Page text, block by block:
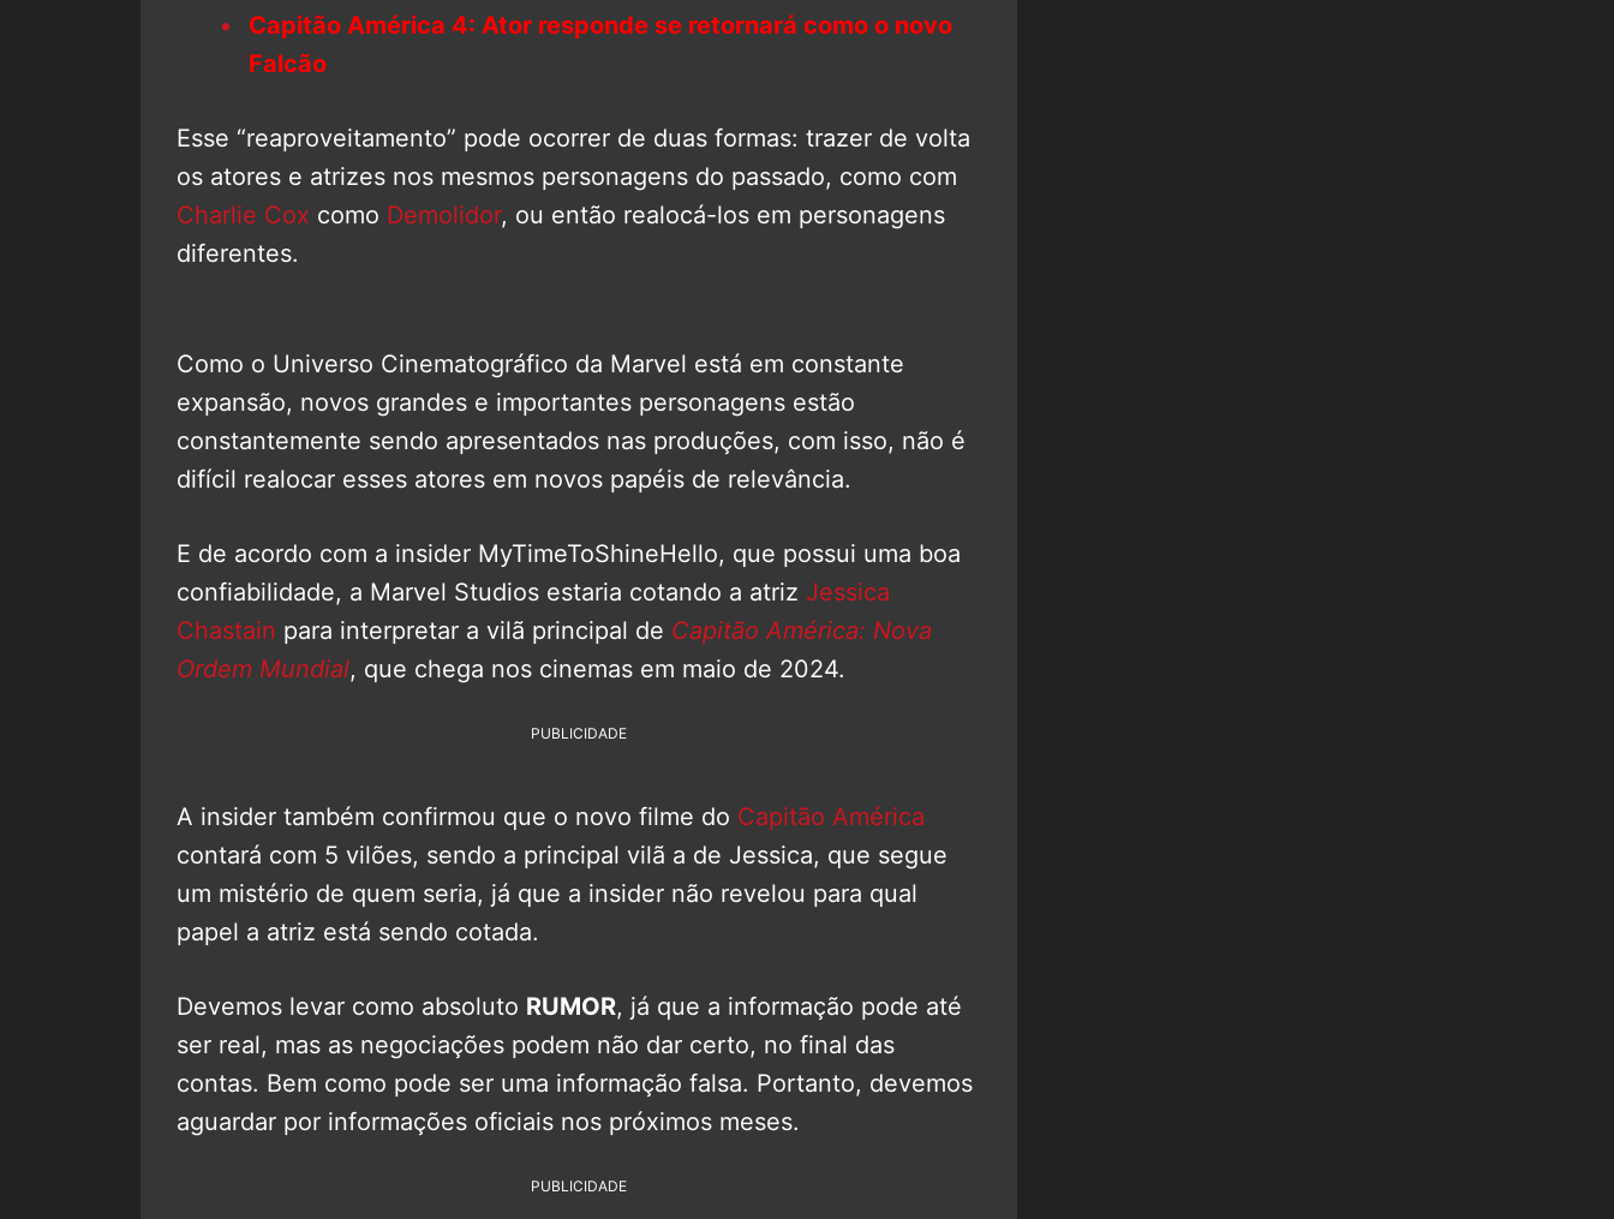
Capitão América 4: Ator responde se retornará como o novo
Falcão
Esse “reaproveitamento” pode ocorrer de duas formas: trazer de volta
os atores e atrizes nos mesmos personagens do passado, como com
Charlie Cox como Demolidor, ou então realocá-los em personagens
diferentes.
Como o Universo Cinematográfico da Marvel está em constante
expansão, novos grandes e importantes personagens estão
constantemente sendo apresentados nas produções, com isso, não é
difícil realocar esses atores em novos papéis de relevância.
E de acordo com a insider MyTimeToShineHello, que possui uma boa
confiabilidade, a Marvel Studios estaria cotando a atriz Jessica
Chastain para interpretar a vilã principal de Capitão América: Nova
Ordem Mundial, que chega nos cinemas em maio de 2024.
PUBLICIDADE
A insider também confirmou que o novo filme do Capitão América
contará com 5 vilões, sendo a principal vilã a de Jessica, que segue
um mistério de quem seria, já que a insider não revelou para qual
papel a atriz está sendo cotada.
Devemos levar como absoluto RUMOR, já que a informação pode até
ser real, mas as negociações podem não dar certo, no final das
contas. Bem como pode ser uma informação falsa. Portanto, devemos
aguardar por informações oficiais nos próximos meses.
PUBLICIDADE